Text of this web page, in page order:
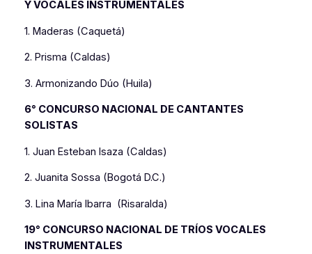
Y VOCALES INSTRUMENTALES
1. Maderas (Caquetá)
2. Prisma (Caldas)
3. Armonizando Dúo (Huila)
6° CONCURSO NACIONAL DE CANTANTES
SOLISTAS
1. Juan Esteban Isaza (Caldas)
2. Juanita Sossa (Bogotá D.C.)
3. Lina María Ibarra (Risaralda)
19° CONCURSO NACIONAL DE TRÍOS VOCALES
INSTRUMENTALES